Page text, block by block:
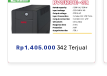
Rp 1.405.000 342 Terjual